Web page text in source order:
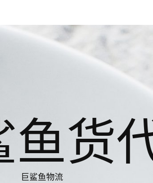
鱼货
巨鲨鱼物流